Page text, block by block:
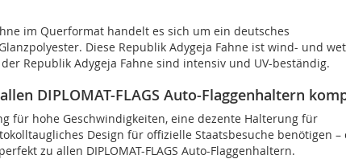
im Querformat handelt es sich um ein deutsches
Diese Republik Adygeja Fahne ist wind- und
Republik Adygeja Fahne sind intensiv und UV-beständig.
DIPLOMAT-FLAGS Auto-Flaggenhaltern
für hohe Geschwindigkeiten, eine dezente Halterung für
Design für offizielle Staatsbesuche benötigen –
zu allen DIPLOMAT-FLAGS Auto-Flaggenhaltern.